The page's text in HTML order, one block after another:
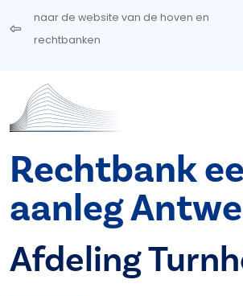
Overslaan en naar de inhoud gaan
naar de website van de hoven en
rechtbanken
Rechtbank
aanleg
Afdeling